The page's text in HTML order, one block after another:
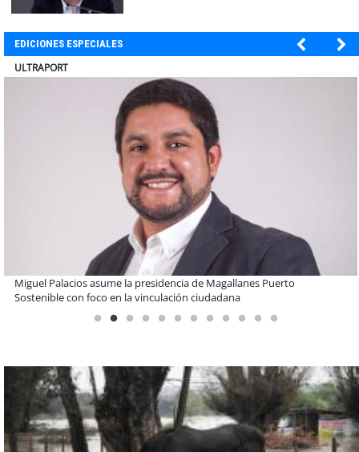
EDICIONES ESPECIALES
ULTRAPORT
Estudiantes de la UCN desarrollan tecnología para modernizar la
operación de Ultraport Coquimbo